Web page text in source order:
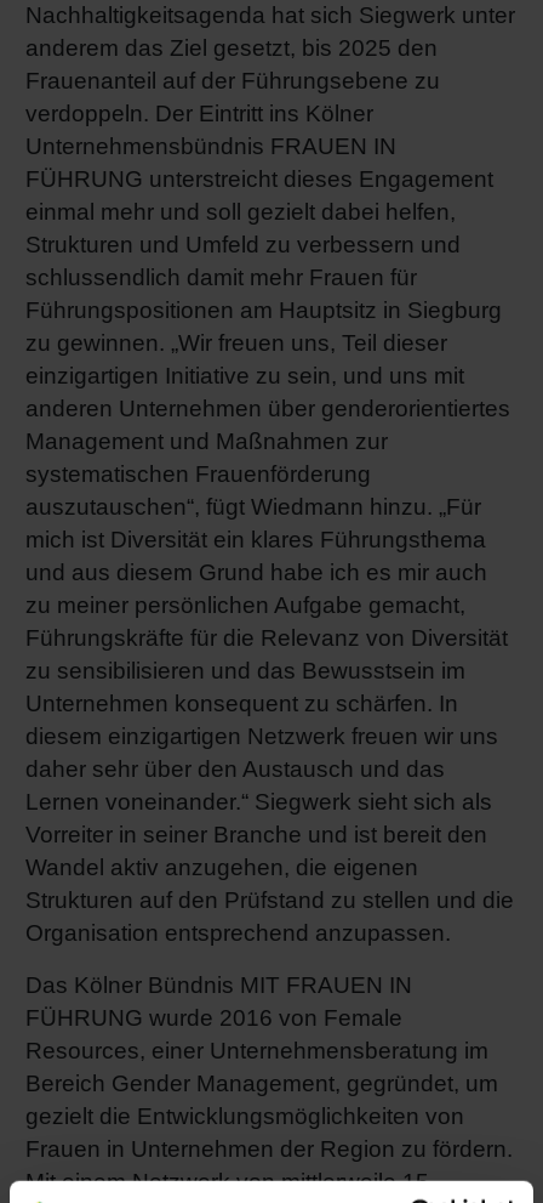
Nachhaltigkeitsagenda hat sich Siegwerk unter
anderem das Ziel gesetzt, bis 2025 den
Frauenanteil auf der Führungsebene zu
verdoppeln. Der Eintritt ins Kölner
Unternehmensbündnis FRAUEN IN
FÜHRUNG unterstreicht dieses Engagement
einmal mehr und soll gezielt dabei helfen,
Strukturen und Umfeld zu verbessern und
schlussendlich damit mehr Frauen für
Führungspositionen am Hauptsitz in Siegburg
zu gewinnen. „Wir freuen uns, Teil dieser
einzigartigen Initiative zu sein, und uns mit
anderen Unternehmen über genderorientiertes
Management und Maßnahmen zur
systematischen Frauenförderung
auszutauschen“, fügt Wiedmann hinzu. „Für
mich ist Diversität ein klares Führungsthema
und aus diesem Grund habe ich es mir auch
zu meiner persönlichen Aufgabe gemacht,
Führungskräfte für die Relevanz von Diversität
zu sensibilisieren und das Bewusstsein im
Unternehmen konsequent zu schärfen. In
diesem einzigartigen Netzwerk freuen wir uns
daher sehr über den Austausch und das
Lernen voneinander.“ Siegwerk sieht sich als
Vorreiter in seiner Branche und ist bereit den
Wandel aktiv anzugehen, die eigenen
Strukturen auf den Prüfstand zu stellen und die
Organisation entsprechend anzupassen.
Das Kölner Bündnis MIT FRAUEN IN
FÜHRUNG wurde 2016 von Female
Resources, einer Unternehmensberatung im
Bereich Gender Management, gegründet, um
gezielt die Entwicklungsmöglichkeiten von
Frauen in Unternehmen der Region zu fördern.
Mit einem Netzwerk von mittlerweile 15